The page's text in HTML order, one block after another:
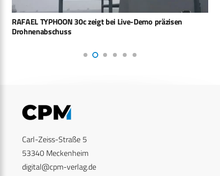
RAFAEL TYPHOON 30c zeigt bei Live-Demo präzisen
Drohnenabschuss
Carl-Zeiss-Straße 5
53340 Meckenheim
digital@cpm-verlag.de